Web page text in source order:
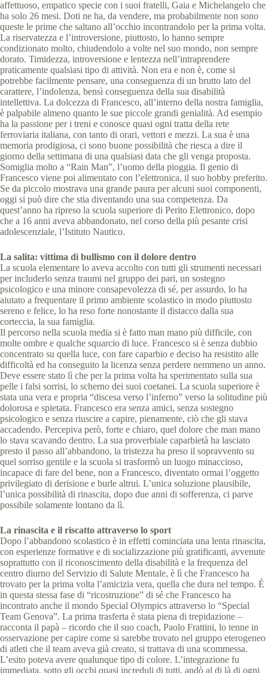
affettuoso, empatico specie con i suoi fratelli, Gaia e Michelangelo che
ha solo 26 mesi. Doti ne ha, da vendere, ma probabilmente non sono
queste le prime che saltano all’occhio incontrandolo per la prima volta.
La riservatezza e l’introversione, piuttosto, lo hanno sempre
condizionato molto, chiudendolo a volte nel suo mondo, non sempre
dorato. Timidezza, introversione e lentezza nell’intraprendere
praticamente qualsiasi tipo di attività. Non era e non è, come si
potrebbe facilmente pensare, una conseguenza di un brutto lato del
carattere, l’indolenza, bensì conseguenza della sua disabilità
intellettiva. La dolcezza di Francesco, all’interno della nostra famiglia,
è palpabile almeno quanto le sue piccole grandi genialità. Ad esempio
ha la passione per i treni e conosce quasi ogni tratta della rete
ferroviaria italiana, con tanto di orari, vettori e mezzi. La sua è una
memoria prodigiosa, ci sono buone possibilità che riesca a dire il
giorno della settimana di una qualsiasi data che gli venga proposta.
Somiglia molto a “Rain Man”, l’uomo della pioggia. Il genio di
Francesco viene poi alimentato con l’elettronica, il suo hobby preferito.
Se da piccolo mostrava una grande paura per alcuni suoi componenti,
oggi si può dire che stia diventando una sua competenza. Da
quest’anno ha ripreso la scuola superiore di Perito Elettronico, dopo
che a 16 anni aveva abbandonato, nel corso della più pesante crisi
adolescenziale, l’Istituto Nautico.
La salita: vittima di bullismo con il dolore dentro
La scuola elementare lo aveva accolto con tutti gli strumenti necessari
per includerlo senza traumi nel gruppo dei pari, un sostegno
psicologico e una minore consapevolezza di sé, per assurdo, lo ha
aiutato a frequentare il primo ambiente scolastico in modo piuttosto
sereno e felice, lo ha reso forte nonostante il distacco dalla sua
corteccia, la sua famiglia.
Il percorso nella scuola media si è fatto man mano più difficile, con
molte ombre e qualche squarcio di luce. Francesco si è senza dubbio
concentrato su quella luce, con fare caparbio e deciso ha resistito alle
difficoltà ed ha conseguito la licenza senza perdere nemmeno un anno.
Deve essere stato lì che per la prima volta ha sperimentato sulla sua
pelle i falsi sorrisi, lo scherno dei suoi coetanei. La scuola superiore è
stata una vera e propria “discesa verso l’inferno” verso la solitudine più
dolorosa e spietata. Francesco era senza amici, senza sostegno
psicologico e senza riuscire a capire, pienamente, ciò che gli stava
accadendo. Percepiva però, forte e chiaro, quel dolore che man mano
lo stava scavando dentro. La sua proverbiale caparbietà ha lasciato
presto il passo all’abbandono, la tristezza ha preso il sopravvento su
quel sorriso gentile e la scuola si trasformò un luogo minaccioso,
incapace di fare del bene, non a Francesco, diventato ormai l’oggetto
privilegiato di derisione e burle altrui. L’unica soluzione plausibile,
l’unica possibilità di rinascita, dopo due anni di sofferenza, ci parve
possibile solamente lontano da lì.
La rinascita e il riscatto attraverso lo sport
Dopo l’abbandono scolastico è in effetti cominciata una lenta rinascita,
con esperienze formative e di socializzazione più gratificanti, avvenute
soprattutto con il riconoscimento della disabilità e la frequenza del
centro diurno del Servizio di Salute Mentale, è lì che Francesco ha
trovato per la prima volta l’amicizia vera, quella che dura nel tempo. È
in questa stessa fase di “ricostruzione” di sé che Francesco ha
incontrato anche il mondo Special Olympics attraverso lo “Special
Team Genova”. La prima trasferta è stata piena di trepidazione –
racconta il papà – ricordo che il suo coach, Paolo Frattini, lo tenne in
osservazione per capire come si sarebbe trovato nel gruppo eterogeneo
di atleti che il team aveva già creato, si trattava di una scommessa.
L’esito poteva avere qualunque tipo di colore. L’integrazione fu
immediata, sotto gli occhi quasi increduli di tutti, andò al di là di ogni